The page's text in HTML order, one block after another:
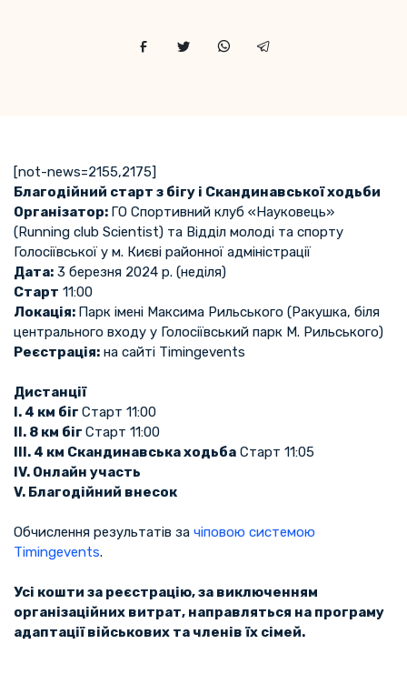
[not-news=2155,2175]
Благодійний старт з бігу і Скандинавської ходьби
Організатор: ГО Спортивний клуб «Науковець»
(Running club Scientist) та Відділ молоді та спорту
Голосіївської у м. Києві районної адміністрації
Дата: 3 березня 2024 р. (неділя)
Старт 11:00
Локація: Парк імені Максима Рильського (Ракушка, біля
центрального входу у Голосіївський парк М. Рильського)
Реєстрація: на сайті Timingevents
Дистанції
І. 4 км біг Старт 11:00
ІІ. 8 км біг Старт 11:00
ІІІ. 4 км Скандинавська ходьба Старт 11:05
ІV. Онлайн участь
V. Благодійний внесок
Обчислення результатів за чіповою системою
Timingevents.
Усі кошти за реєстрацію, за виключенням
організаційних витрат, направляться на програму
адаптації військових та членів їх сімей.